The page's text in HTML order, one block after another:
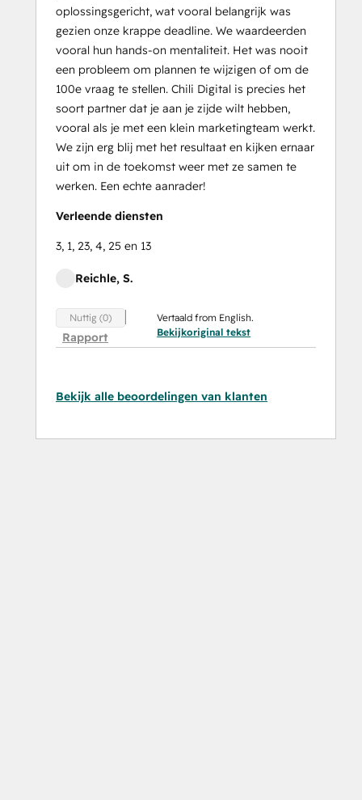
oplossingsgericht, wat vooral belangrijk was
gezien onze krappe deadline. We waardeerden
vooral hun hands-on mentaliteit. Het was nooit
een probleem om plannen te wijzigen of om de
100e vraag te stellen. Chili Digital is precies het
soort partner dat je aan je zijde wilt hebben,
vooral als je met een klein marketingteam werkt.
We zijn erg blij met het resultaat en kijken ernaar
uit om in de toekomst weer met ze samen te
werken. Een echte aanrader!
Verleende diensten
3, 1, 23, 4, 25 en 13
Reichle, S.
Nuttig (0)
Rapport
Vertaald from English.
Bekijkoriginal tekst
Bekijk alle beoordelingen van klanten